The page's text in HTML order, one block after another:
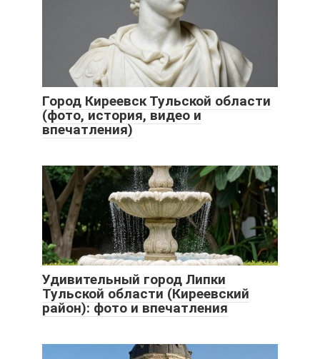
Город Киреевск Тульской области
(фото, история, видео и
впечатления)
Удивительный город Липки
Тульской области (Киреевский
район): фото и впечатления